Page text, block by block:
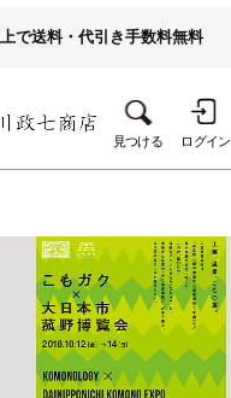
で送料・代引き手数料無料
見つける ログイン